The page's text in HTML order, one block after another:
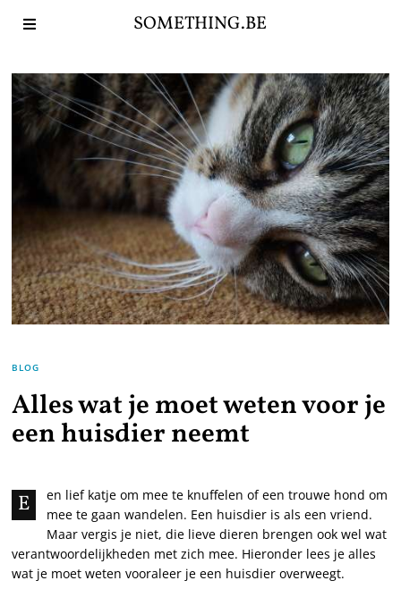
SOMETHING.BE
BLOG
Alles wat je moet weten voor je
een huisdier neemt
E
en lief katje om mee te knuffelen of een trouwe hond om
mee te gaan wandelen. Een huisdier is als een vriend.
Maar vergis je niet, die lieve dieren brengen ook wel wat
verantwoordelijkheden met zich mee. Hieronder lees je alles
wat je moet weten vooraleer je een huisdier overweegt.